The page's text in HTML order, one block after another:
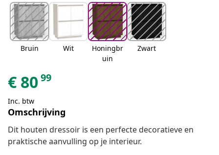
Bruin Wit
Honingbr
uin
Zwart
€ 8099
Inc. btw
Omschrijving
Dit houten dressoir is een perfecte decoratieve en
praktische aanvulling op je interieur.